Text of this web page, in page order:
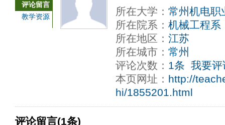
评论留言
教学资源
所在大学： 常州机电职
所在院系： 机械工程系
所在地区： 江苏
所在城市： 常州
评论次数： 1条 我要评
本页网址： http://
hi/1855201.html
评论留言(1条)